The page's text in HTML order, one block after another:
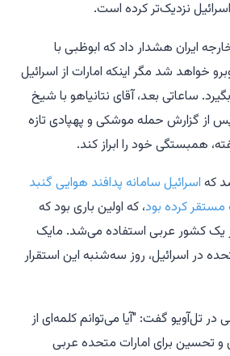
نزدیک‌تر کرده است.
ایران هشدار داد که ابوظبی با
خواهد شد مگر اینکه امارات از اسرائیل
ساعاتی بعد، آقای نتانیاهو با شیخ
از گزارش حمله موشکی و پهپادی تازه
همبستگی خود را ابراز کند.
که اسرائیل سامانه پدافند هوایی گنبد
مستقر کرده بود، که اولین باری بود که
یک کشور عربی استفاده می‌شد. مایک
در اسرائیل، روز سه‌شنبه این استقرار
در تل‌آویو گفت: "آیا می‌توانم کلمه‌ای از
و تحسین برای امارات متحده عربی